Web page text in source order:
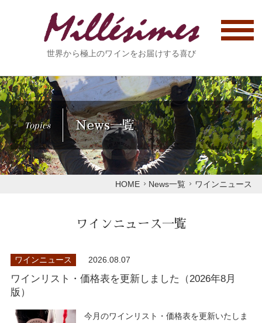
世界から極上のワインをお届けする喜び
Topics News一覧
HOME News一覧 ワインニュース
ワインニュース一覧
ワインニュース 2026.08.07
ワインリスト・価格表を更新しました（2026年8月
版）
今月のワインリスト・価格表を更新いたしま